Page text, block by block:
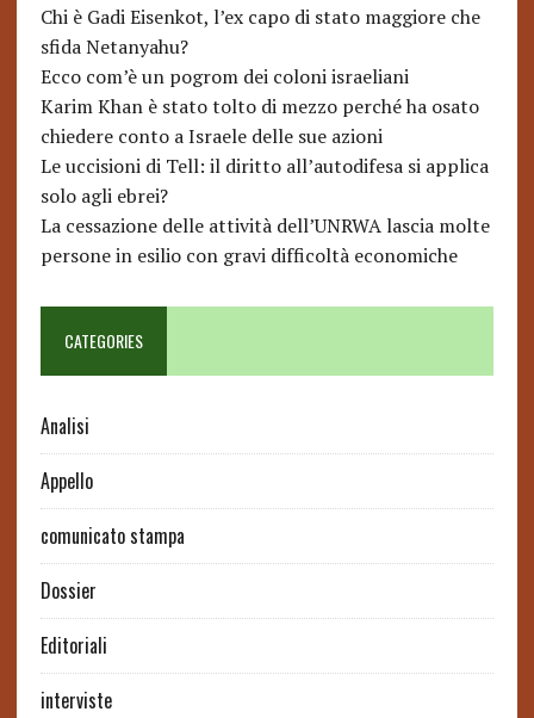
Chi è Gadi Eisenkot, l’ex capo di stato maggiore che
sfida Netanyahu?
Ecco com’è un pogrom dei coloni israeliani
Karim Khan è stato tolto di mezzo perché ha osato
chiedere conto a Israele delle sue azioni
Le uccisioni di Tell: il diritto all’autodifesa si applica
solo agli ebrei?
La cessazione delle attività dell’UNRWA lascia molte
persone in esilio con gravi difficoltà economiche
CATEGORIES
Analisi
Appello
comunicato stampa
Dossier
Editoriali
interviste